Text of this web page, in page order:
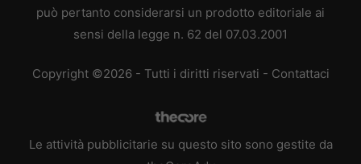
può pertanto considerarsi un prodotto editoriale ai
sensi della legge n. 62 del 07.03.2001
Copyright ©2026 - Tutti i diritti riservati - Contattaci
Le attività pubblicitarie su questo sito sono gestite da